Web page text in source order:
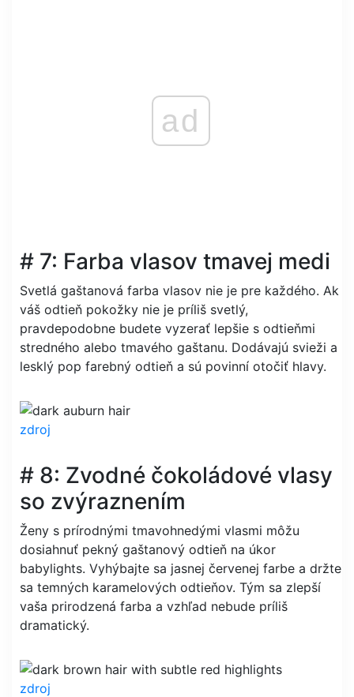
ad
# 7: Farba vlasov tmavej medi
Svetlá gaštanová farba vlasov nie je pre každého. Ak
váš odtieň pokožky nie je príliš svetlý,
pravdepodobne budete vyzerať lepšie s odtieňmi
stredného alebo tmavého gaštanu. Dodávajú svieži a
lesklý pop farebný odtieň a sú povinní otočiť hlavy.
zdroj
# 8: Zvodné čokoládové vlasy
so zvýraznením
Ženy s prírodnými tmavohnedými vlasmi môžu
dosiahnuť pekný gaštanový odtieň na úkor
babylights. Vyhýbajte sa jasnej červenej farbe a držte
sa temných karamelových odtieňov. Tým sa zlepší
vaša prirodzená farba a vzhľad nebude príliš
dramatický.
zdroj